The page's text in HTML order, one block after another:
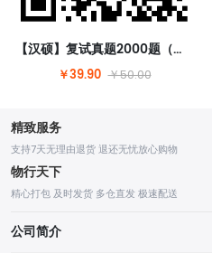
【汉硕】复试真题2000题（含答案）【请扫码购买】
￥39.90 ￥50.00
精致服务
支持7天无理由退货 退还无忧放心购物
物行天下
精心打包 及时发货 多仓直发 极速配送
公司简介